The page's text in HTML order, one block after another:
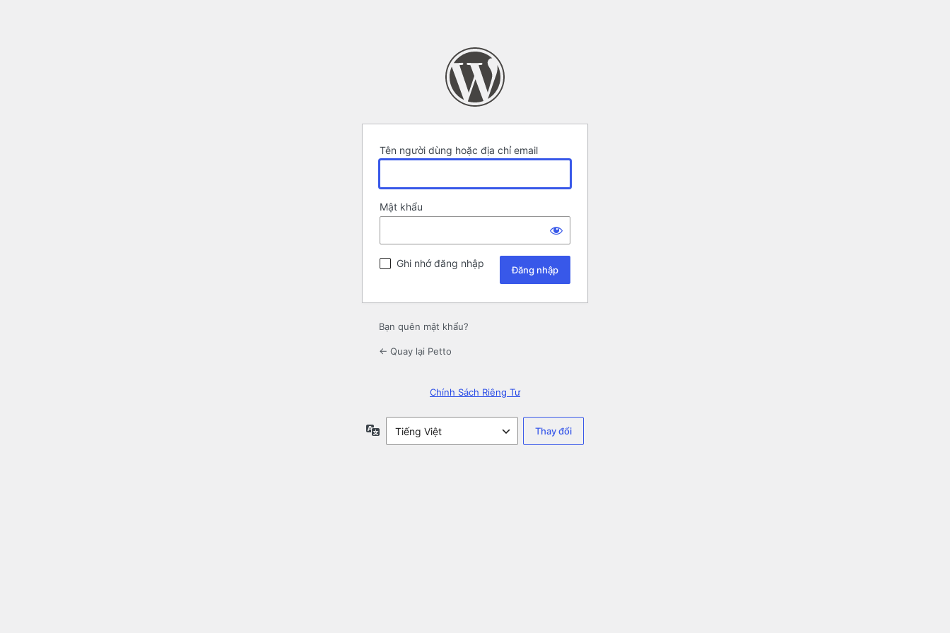
Tên người dùng hoặc địa chỉ email
Mật khẩu
Ghi nhớ đăng nhập
Bạn quên mật khẩu?
← Quay lại Petto
Chính Sách Riêng Tư
Ngôn
ngữ